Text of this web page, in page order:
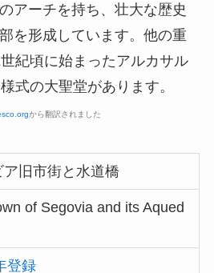
アーチを持ち、壮大な歴史
を形成しています。他の重
紀頃に始まったアルカサル
式の大聖堂があります。
から翻訳されました
ア旧市街と水道橋
of Segovia and its Aqued
登録